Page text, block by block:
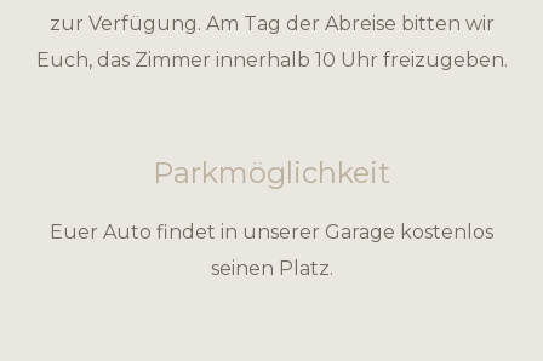
zur Verfügung. Am Tag der Abreise bitten wir
Euch, das Zimmer innerhalb 10 Uhr freizugeben.
Parkmöglichkeit
Euer Auto findet in unserer Garage kostenlos
seinen Platz.